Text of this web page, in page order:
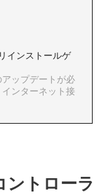
リインストールゲ
ップデートが必
ンターネット接
トローラ